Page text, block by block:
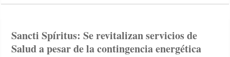
Sancti Spíritus: Se revitalizan servicios de
Salud a pesar de la contingencia energética